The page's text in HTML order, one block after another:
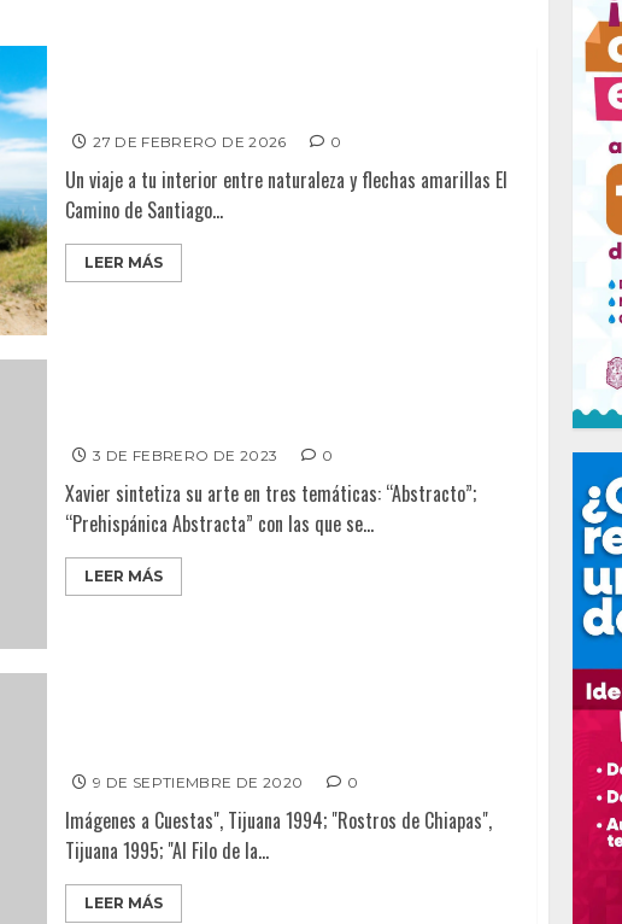
27 DE FEBRERO DE 2026 0
Un viaje a tu interior entre naturaleza y flechas amarillas El
Camino de Santiago...
LEER MÁS
3 DE FEBRERO DE 2023 0
Xavier sintetiza su arte en tres temáticas: “Abstracto”;
“Prehispánica Abstracta” con las que se...
LEER MÁS
9 DE SEPTIEMBRE DE 2020 0
Imágenes a Cuestas", Tijuana 1994; "Rostros de Chiapas",
Tijuana 1995; "Al Filo de la...
LEER MÁS